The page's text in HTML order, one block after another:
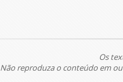
Os
Não reproduza o conteúdo em